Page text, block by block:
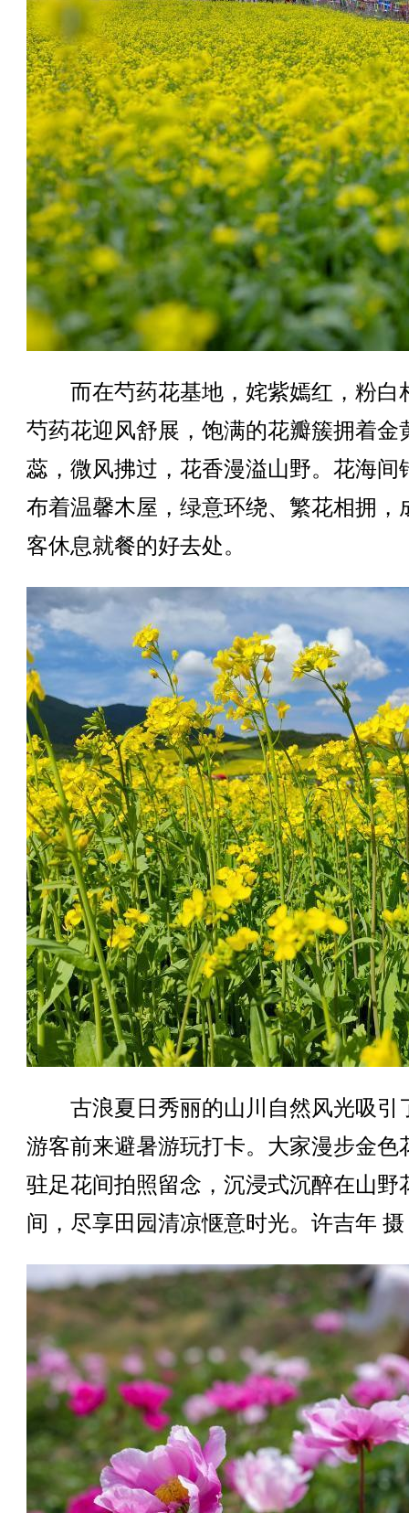
而在芍药花基地，姹紫嫣红，粉白
芍药花迎风舒展，饱满的花瓣簇拥着金
蕊，微风拂过，花香漫溢山野。花海间
布着温馨木屋，绿意环绕、繁花相拥，
客休息就餐的好去处。
古浪夏日秀丽的山川自然风光吸引
游客前来避暑游玩打卡。大家漫步金色
驻足花间拍照留念，沉浸式沉醉在山野
间，尽享田园清凉惬意时光。许吉年 摄